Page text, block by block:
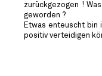
zurückgezogen !
geworden ?
Etwas enteuscht bin
positiv verteidigen